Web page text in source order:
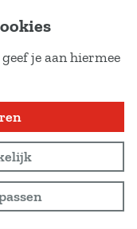
je aan hiermee